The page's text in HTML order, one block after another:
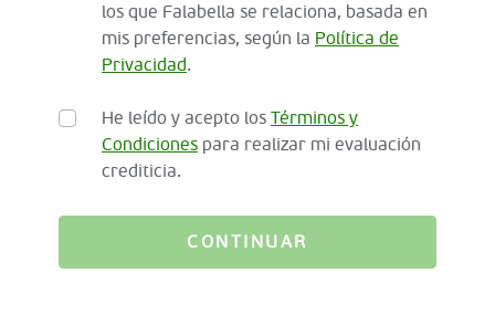
los que Falabella se relaciona, basada en
mis preferencias, según la Política de
Privacidad.
He leído y acepto los Términos y
Condiciones para realizar mi evaluación
crediticia.
CONTINUAR